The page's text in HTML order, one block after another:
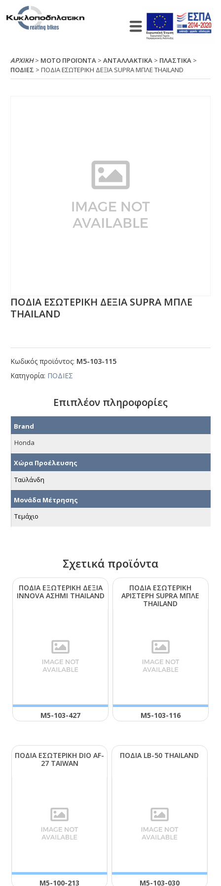
ΑΡΧΙΚΉ> ΜΟΤΟ ΠΡΟΪΟΝΤΑ >ΑΝΤΑΛΛΑΚΤΙΚΑ > ΠΛΑΣΤΙΚΑ >
ΠΟΔΙΕΣ > ΠΟΔΙΑ ΕΣΩΤΕΡΙΚΗ ΔΕΞΙΑ SUΡRΑ ΜΠΛΕ ΤΗΑΙLΑΝD
ΠΟΔΙΑ ΕΣΩΤΕΡΙΚΗ ΔΕΞΙΑ SUΡRΑ ΜΠΛΕ
ΤΗΑΙLΑΝD
Κωδικός προϊόντος: Μ5-103-115
Κατηγορία: ΠΟΔΙΕΣ
Επιπλέον πληροφορίες
Brand
Honda
Χώρα Προέλευσης
Ταϋλάνδη
Μονάδα Μέτρησης
Τεμάχιο
Σχετικά προϊόντα
ΠΟΔΙΑ ΕΞΩΤΕΡΙΚΗ ΔΕΞΙΑ
ΙΝΝΟVΑ ΑΣΗΜΙ ΤΗΑΙLΑΝD
Μ5-103-427
ΠΟΔΙΑ ΕΣΩΤΕΡΙΚΗ
ΑΡΙΣΤΕΡΗ SUΡRΑ ΜΠΛΕ
ΤΗΑΙLΑΝD
Μ5-103-116
ΠΟΔΙΑ ΕΣΩΤΕΡΙΚΗ DΙΟ ΑF-
27 ΤΑΙWΑΝ
Μ5-100-213
ΠΟΔΙΑ LΒ-50 ΤΗΑΙLΑΝD
Μ5-103-030